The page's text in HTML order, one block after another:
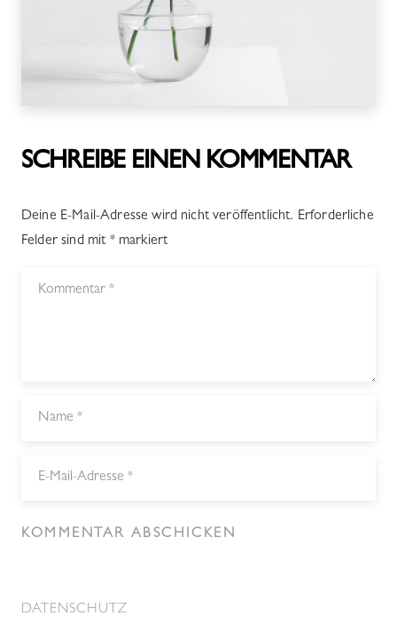
SCHREIBE EINEN KOMMENTAR
Deine E-Mail-Adresse wird nicht veröffentlicht. Erforderliche
Felder sind mit *markiert
KOMMENTAR ABSCHICKEN
DATENSCHUTZ